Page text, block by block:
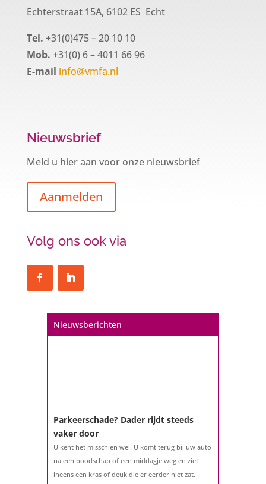
Echterstraat 15A, 6102 ES Echt
Tel. +31(0)475 – 20 10 10
Mob. +31(0) 6 – 4011 66 96
E-mail info@vmfa.nl
Nieuwsbrief
Meld u hier aan voor onze nieuwsbrief
Aanmelden
Volg ons ook via
Nieuwsberichten
Parkeerschade? Dader rijdt steeds
vaker door
U kent het misschien wel. U komt terug bij uw auto
na een boodschap of een middagje weg en ziet
ineens een kras of deuk die er eerder niet zat.